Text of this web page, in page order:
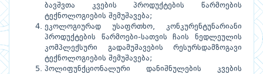
ბავშვთა კვების პროდუქტების წარმოების
ტექნოლოგიების შემუშავება;
ეკოლოგიურად უსაფრთხო, კონკურენტუნარიანი
პროდუქტების წარმოები-სათვის ჩაის ნედლეულის
კომპლექსური გადამუშავების რესურსდამზოგავი
ტექნოლოგიების შემუშავება;
პოლიფუნქციონალური დანიშნულების კვების